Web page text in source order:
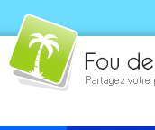
Fou devoyage